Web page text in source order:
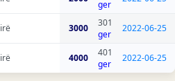
ger
3000
301
ger
2022-06-25
4000
401
ger
2022-06-25